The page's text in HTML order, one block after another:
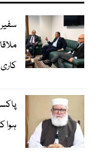
کاری
ہوا